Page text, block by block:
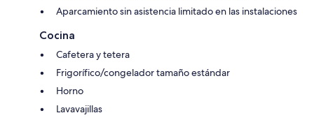
Aparcamiento sin asistencia limitado en las instalaciones
Cocina
Cafetera y tetera
Frigorífico/congelador tamaño estándar
Horno
Lavavajillas